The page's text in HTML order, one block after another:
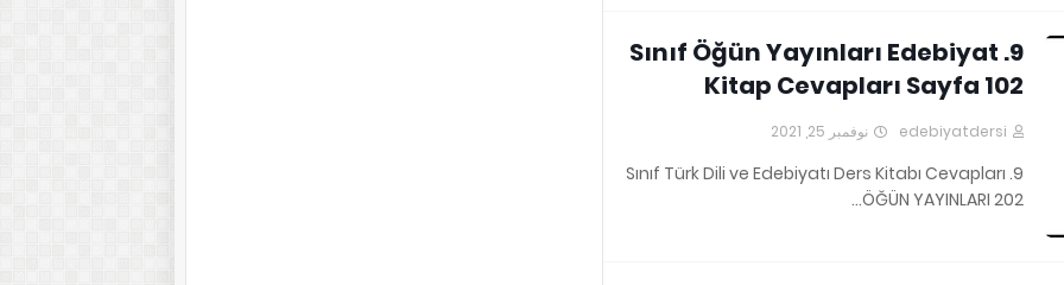
9. Sınıf Öğün Yayınları Edebiyat
Kitap Cevapları Sayfa 102
edebiyatdersi نوفمبر 25, 2021
9. Sınıf Türk Dili ve Edebiyatı Ders Kitabı Cevapları
ÖĞÜN YAYINLARI 202…